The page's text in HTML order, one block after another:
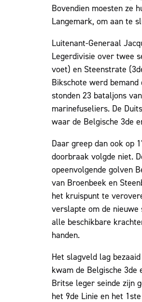
Bovendien moesten ze
Langemark, om aan te
Luitenant-Generaal
Legerdivisie over twee
voet) en Steenstrate
Bikschote werd
stonden 23 bataljons
marinefuseliers. De
waar de Belgische 3de
Daar greep dan ook op
doorbraak volgde niet.
opeenvolgende golven
van Broenbeek en
het kruispunt te
verslapte om de nieuwe
alle beschikbare
handen.
Het slagveld lag
kwam de Belgische 3de
Britse leger seinde zijn
het 9de Linie en het